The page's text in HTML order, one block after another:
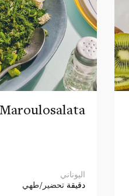
Maroulosalata
اليوناني
دقيقة تحضير/طهي